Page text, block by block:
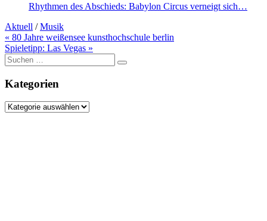
Rhythmen des Abschieds: Babylon Circus verneigt sich…
Aktuell /Musik
Beitragsnavigation
« 80 Jahre weißensee kunsthochschule berlin
Spieletipp: Las Vegas »
Suche
nach:
Kategorien
Kategorien